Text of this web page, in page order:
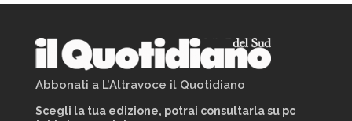
Abbonati a L’Altravoce il Quotidiano
Scegli la tua edizione, potrai consultarla su pc